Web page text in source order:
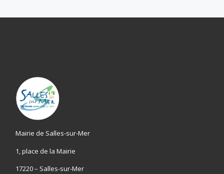
Mairie de Salles-sur-Mer
1, place de la Mairie
17220 – Salles-sur-Mer